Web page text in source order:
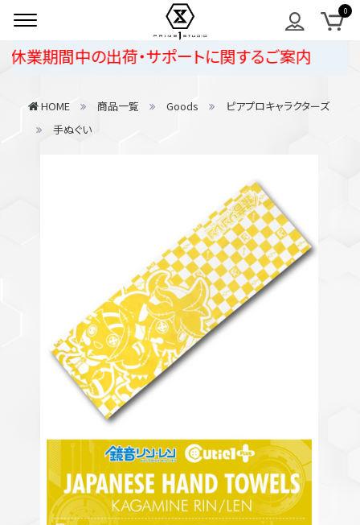
期間中の出荷・サポートに関するご案内
HOME 商品一覧 Goods
ピアプロキャラクターズ
手ぬぐい